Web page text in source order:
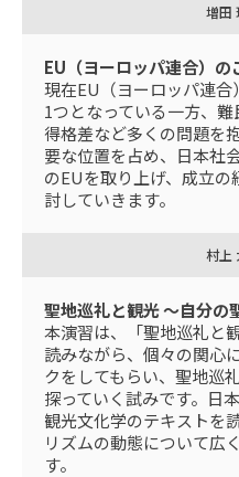
増田
EU（ヨーロッパ連合）の
現在EU（ヨーロッパ連
1つとなっている一方、
得格差など多くの問題を
要な位置を占め、日本社
のEUを取り上げ、成立
討していきます。
村上
聖地巡礼と観光 ～自分の
本演習は、「聖地巡礼と
読みながら、個々の関心
クをしてもらい、聖地巡
探っていく試みです。日
観光文化学のテキストを
リズムの動態について広
す。